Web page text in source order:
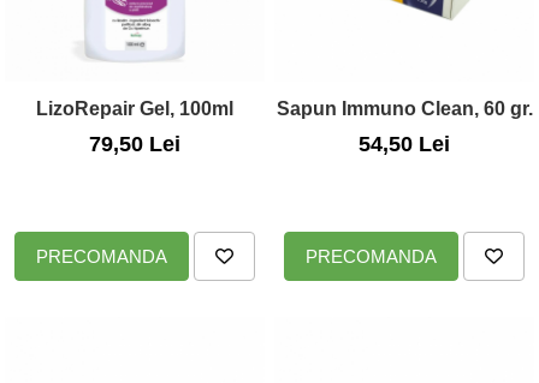
LizoRepair Gel, 100ml
79,50 Lei
PRECOMANDA
Sapun Immuno Clean, 60 gr.
54,50 Lei
PRECOMANDA